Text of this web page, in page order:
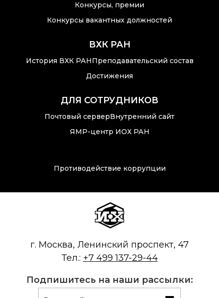
Конкурсы, премии
Конкурсы вакантных должностей
ВХК РАН
История ВХК РАНПреподавательский состав
Достижения
ДЛЯ СОТРУДНИКОВ
Почтовый серверВнутренний сайт
ЯМР-центр ИОХ РАН
Противодействие коррупции
г. Москва, Ленинский проспект, 47
Тел.: +7 499 137-29-44
Подпишитесь на наши рассылки: